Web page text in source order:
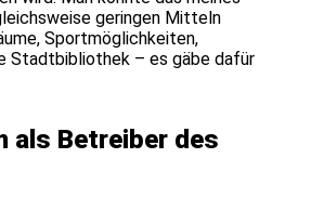
geringen Mitteln
Sportmöglichkeiten,
Stadtbibliothek – es gäbe dafür
als Betreiber des